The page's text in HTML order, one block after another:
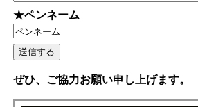
★ペンネーム
ぜひ、ご協力お願い申し上げます。